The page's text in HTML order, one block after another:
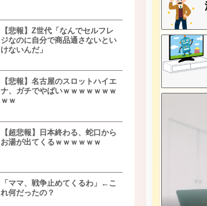
【悲報】Z世代「なんでセルフレ
ジなのに自分で商品通さないとい
けないんだ」
【悲報】名古屋のスロットハイエ
ナ、ガチでやばいｗｗｗｗｗｗｗ
ｗｗ
【超悲報】日本終わる、蛇口から
お湯が出てくるｗｗｗｗｗｗ
「ママ、戦争止めてくるわ」←こ
れ何だったの？
【朗報】NOギルティ炭酸、登場
ｗｗｗｗｗｗｗｗｗｗｗｗ
【画像】例の梨を5000個失った農
家さん、少し流れが変わってくる
【悲報】日本、ついに駅そばの値
段が限界突破ｗｗｗｗｗｗｗｗｗ
【悲報】すき家、炎上ｗｗｗｗｗ
ｗｗｗｗｗｗｗｗｗｗｗｗｗｗｗ